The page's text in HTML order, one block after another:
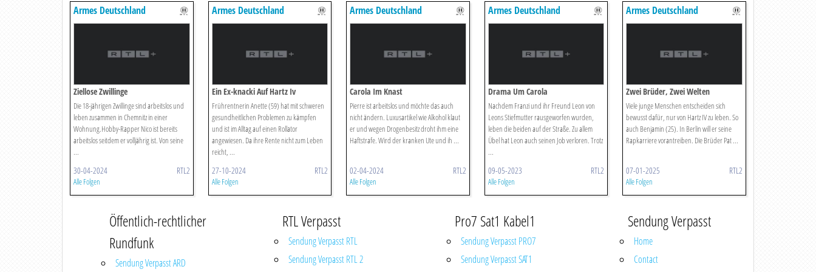
Armes Deutschland
Ziellose Zwillinge
Die 18-jährigen Zwillinge sind arbeitslos und
leben zusammen in Chemnitz in einer
Wohnung.Hobby-Rapper Nico ist bereits
arbeitslos seitdem er volljährig ist. Von seine
...
30-04-2024 RTL2
Alle Folgen
Armes Deutschland
Ein Ex-knacki Auf Hartz Iv
Frührentnerin Anette (59) hat mit schweren
gesundheitlichen Problemen zu kämpfen
und ist im Alltag auf einen Rollator
angewiesen. Da ihre Rente nicht zum Leben
reicht, ...
27-10-2024 RTL2
Alle Folgen
Armes Deutschland
Carola Im Knast
Pierre ist arbeitslos und möchte das auch
nicht ändern. Luxusartikel wie Alkohol klaut
er und wegen Drogenbesitz droht ihm eine
Haftstrafe. Wird der kranken Ute und ih ...
02-04-2024 RTL2
Alle Folgen
Armes Deutschland
Drama Um Carola
Nachdem Franzi und ihr Freund Leon von
Leons Stiefmutter rausgeworfen wurden,
leben die beiden auf der Straße. Zu allem
Übel hat Leon auch seinen Job verloren. Trotz
...
09-05-2023 RTL2
Alle Folgen
Armes Deutschland
Zwei Brüder, Zwei Welten
Viele junge Menschen entscheiden sich
bewusst dafür, nur von Hartz IV zu leben. So
auch Benjamin (25). In Berlin will er seine
Rapkarriere vorantreiben. Die Brüder Pat ...
07-01-2025 RTL2
Alle Folgen
Öffentlich-rechtlicher
Rundfunk
Sendung Verpasst ARD
RTL Verpasst
Sendung Verpasst RTL
Sendung Verpasst RTL 2
Pro7 Sat1 Kabel1
Sendung Verpasst PRO7
Sendung Verpasst SAT1
Sendung Verpasst
Home
Contact